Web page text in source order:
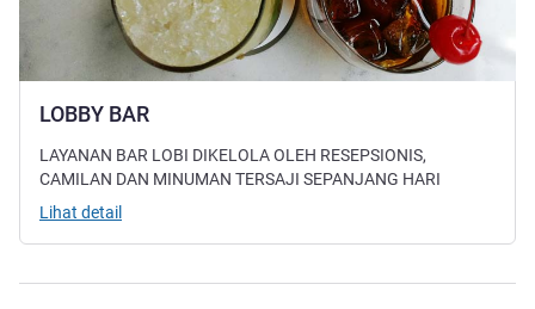
LOBBY BAR
LAYANAN BAR LOBI DIKELOLA OLEH RESEPSIONIS,
CAMILAN DAN MINUMAN TERSAJI SEPANJANG HARI
Lihat detail